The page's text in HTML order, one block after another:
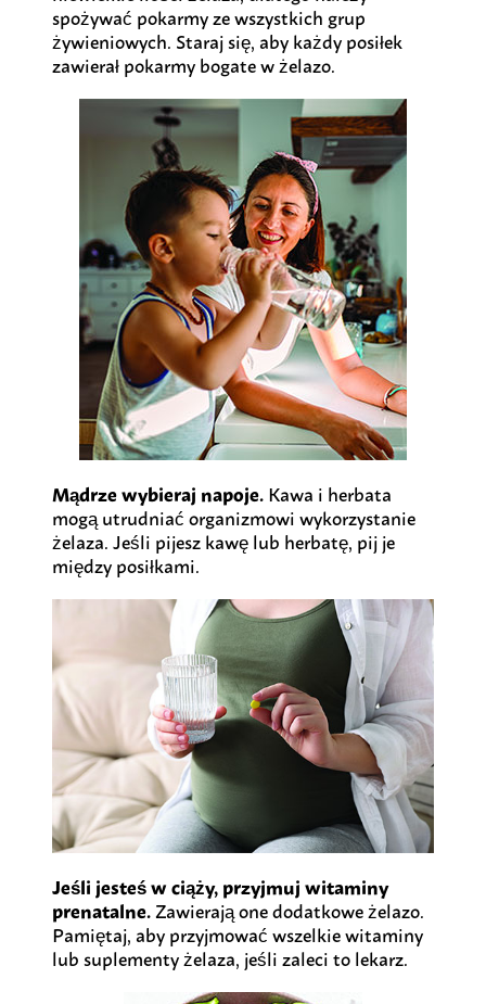
spożywać pokarmy ze wszystkich grup
żywieniowych. Staraj się, aby każdy posiłek
zawierał pokarmy bogate w żelazo.
Mądrze wybieraj napoje.Kawa i herbata
mogą utrudniać organizmowi wykorzystanie
żelaza. Jeśli pijesz kawę lub herbatę, pij je
między posiłkami.
Jeśli jesteś w ciąży, przyjmuj witaminy
prenatalne.Zawierają one dodatkowe żelazo.
Pamiętaj, aby przyjmować wszelkie witaminy
lub suplementy żelaza, jeśli zaleci to lekarz.